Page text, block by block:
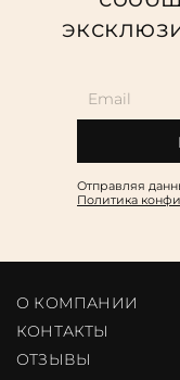
Отправляя
Политика
О КОМПАНИИ
КОНТАКТЫ
ОТЗЫВЫ